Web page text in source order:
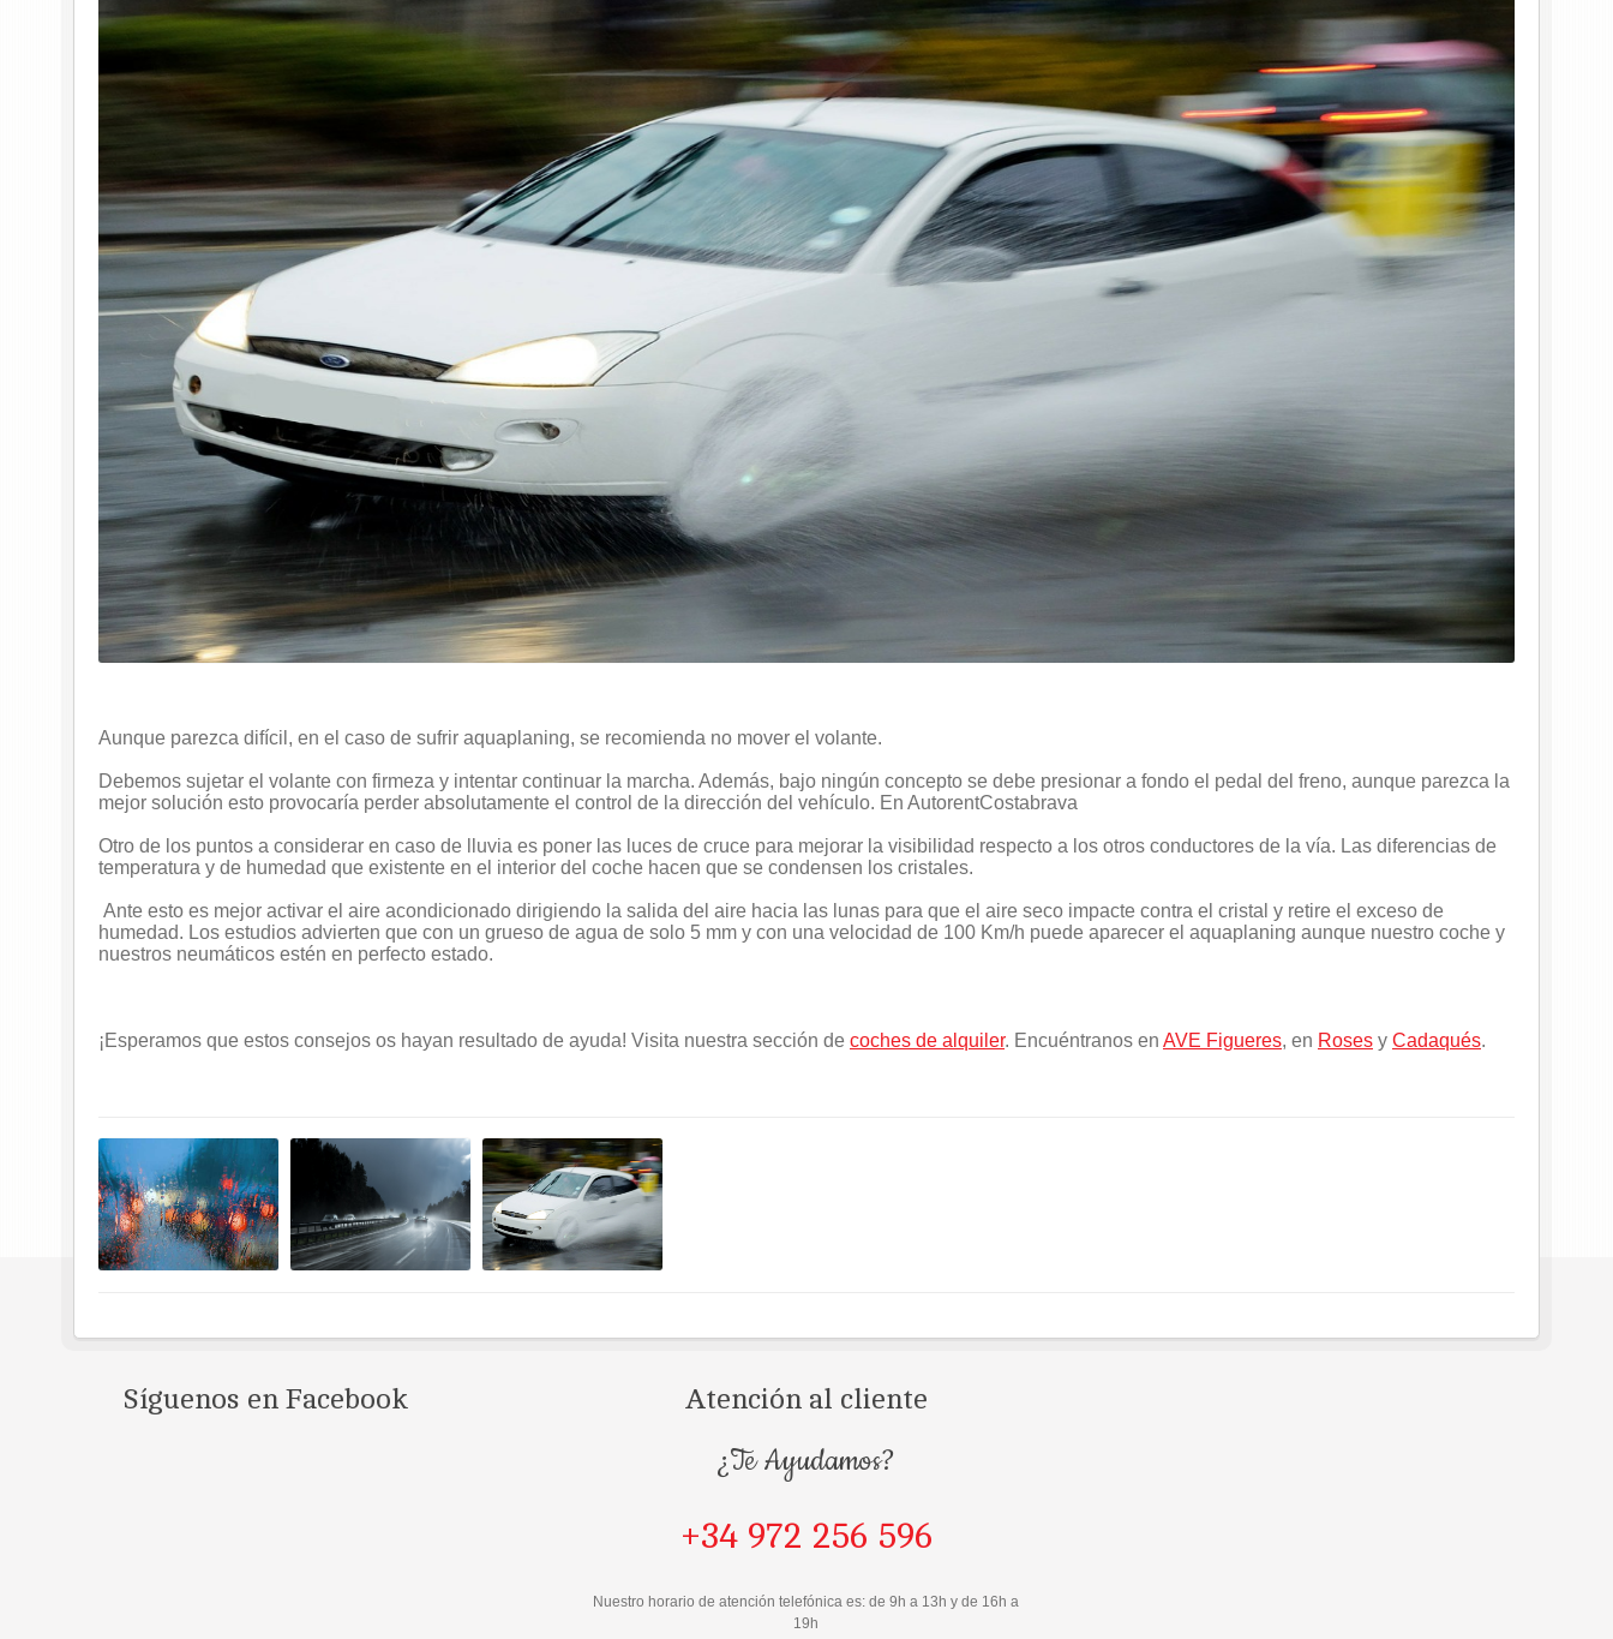
Aunque parezca difícil, en el caso de sufrir aquaplaning, se recomienda no mover el volante.
Debemos sujetar el volante con firmeza y intentar continuar la marcha. Además, bajo ningún concepto se debe presionar a fondo el pedal del freno, aunque parezca la
mejor solución esto provocaría perder absolutamente el control de la dirección del vehículo. En AutorentCostabrava
Otro de los puntos a considerar en caso de lluvia es poner las luces de cruce para mejorar la visibilidad respecto a los otros conductores de la vía. Las diferencias de
temperatura y de humedad que existente en el interior del coche hacen que se condensen los cristales.
Ante esto es mejor activar el aire acondicionado dirigiendo la salida del aire hacia las lunas para que el aire seco impacte contra el cristal y retire el exceso de
humedad. Los estudios advierten que con un grueso de agua de solo 5 mm y con una velocidad de 100 Km/h puede aparecer el aquaplaning aunque nuestro coche y
nuestros neumáticos estén en perfecto estado.
¡Esperamos que estos consejos os hayan resultado de ayuda! Visita nuestra sección de coches de alquiler. Encuéntranos en AVE Figueres, en Roses y Cadaqués.
Síguenos en Facebook Atención al cliente
¿Te Ayudamos?
+34 972 256 596
Nuestro horario de atención telefónica es: de 9h a 13h y de 16h a
19h